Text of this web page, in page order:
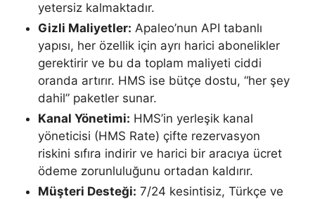
yetersiz kalmaktadır.
Gizli Maliyetler: Apaleo’nun API tabanlı
yapısı, her özellik için ayrı harici abonelikler
gerektirir ve bu da toplam maliyeti ciddi
oranda artırır. HMS ise bütçe dostu, “her şey
dahil” paketler sunar.
Kanal Yönetimi: HMS’in yerleşik kanal
yöneticisi (HMS Rate) çifte rezervasyon
riskini sıfıra indirir ve harici bir aracıya ücret
ödeme zorunluluğunu ortadan kaldırır.
Müşteri Desteği: 7/24 kesintisiz, Türkçe ve